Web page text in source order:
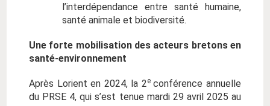
l’interdépendance entre santé humaine,
santé animale et biodiversité.
Une forte mobilisation des acteurs bretons en
santé-environnement
Après Lorient en 2024, la 2e conférence annuelle
du PRSE 4, qui s’est tenue mardi 29 avril 2025 au